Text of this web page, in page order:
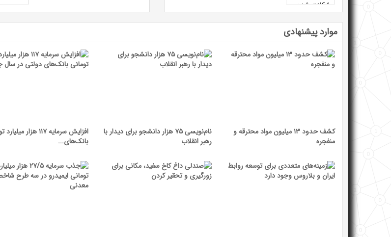
موارد پیشنهادی
کشف حدود ۱۳ میلیون مواد محترقه و
منفجره
نام‌نویسی ۷۵ هزار دانشجو برای دیدار با
رهبر انقلاب
افزایش سرمایه ۱۱۷ هزار
بانک‌های...